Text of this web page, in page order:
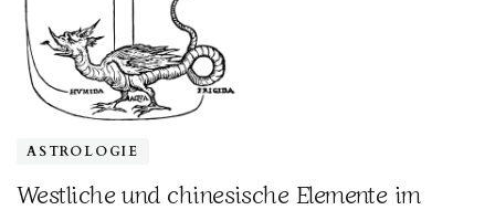
ASTROLOGIE
Westliche und chinesische Elemente im